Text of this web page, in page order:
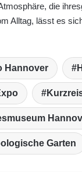
die
Alltag, lässt es
Hannover
Garten